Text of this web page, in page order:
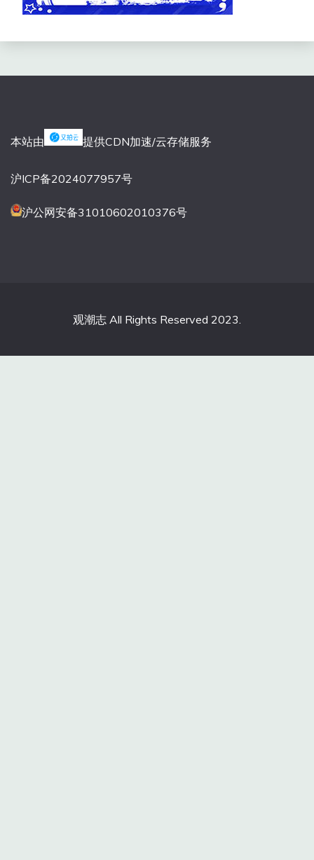
本站由 提供CDN加速/云存储服务
沪ICP备2024077957号
沪公网安备31010602010376号
观潮志 All Rights Reserved 2023.